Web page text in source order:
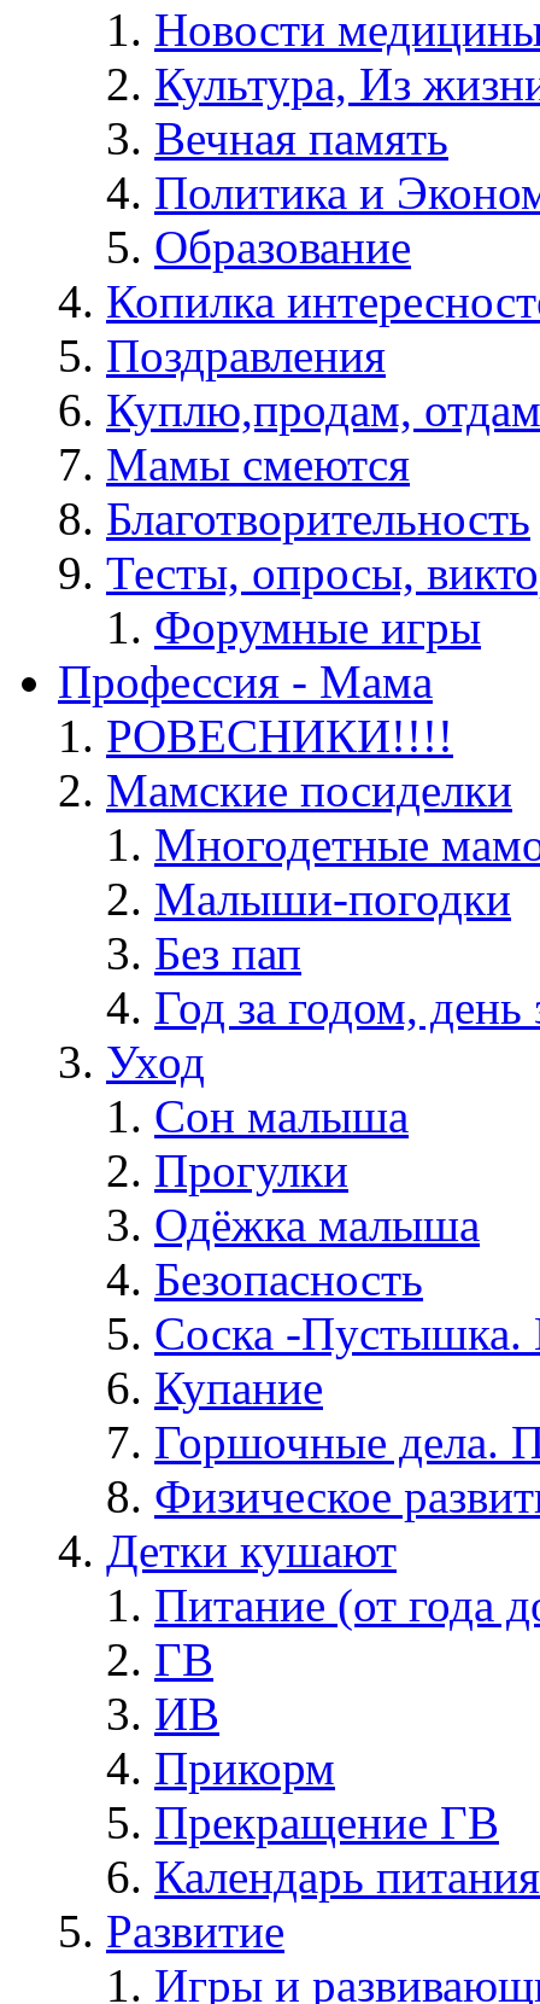
Новости
Культура, Из
Вечная память
Политика и
Образование
Копилка
Поздравления
Куплю,продам,
Мамы смеются
Благотворительность
Тесты, опросы,
Форумные игры
Профессия - Мама
РОВЕСНИКИ!!!!
Мамские посиделки
Многодетные
Малыши-погодки
Без пап
Год за годом, день
Уход
Сон малыша
Прогулки
Одёжка малыша
Безопасность
Соска -
Купание
Горшочные дела.
Физическое
Детки кушают
Питание (от года
ГВ
ИВ
Прикорм
Прекращение ГВ
Календарь питания
Развитие
Игры и